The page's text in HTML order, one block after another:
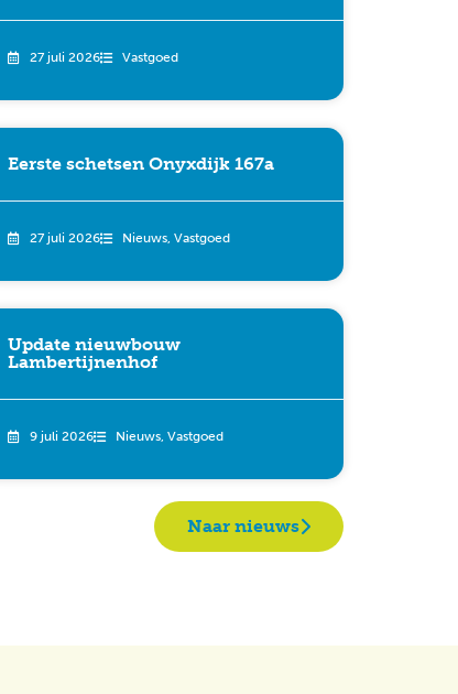
27 juli 2026 Vastgoed
Eerste schetsen Onyxdijk 167a
27 juli 2026 Nieuws, Vastgoed
Update nieuwbouw
Lambertijnenhof
9 juli 2026 Nieuws, Vastgoed
Naar nieuws